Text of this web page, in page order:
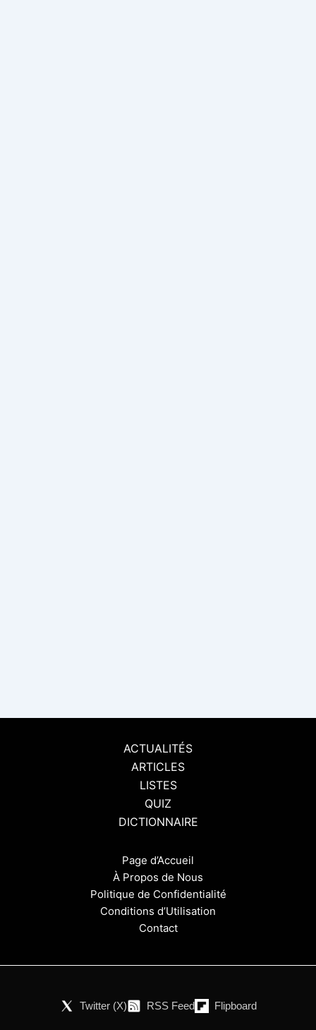
ACTUALITÉS
ARTICLES
LISTES
QUIZ
DICTIONNAIRE
Page d’Accueil
À Propos de Nous
Politique de Confidentialité
Conditions d’Utilisation
Contact
Twitter (X) RSS Feed Flipboard